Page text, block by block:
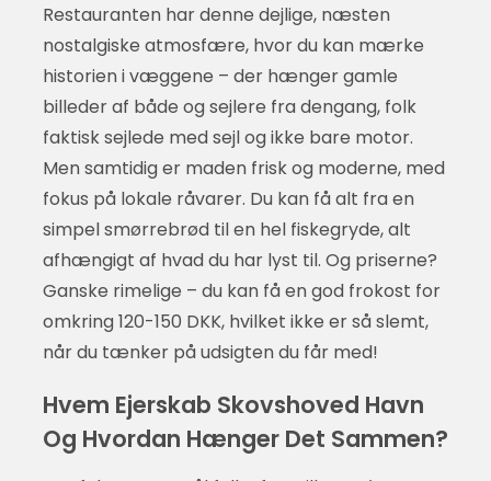
Restauranten har denne dejlige, næsten
nostalgiske atmosfære, hvor du kan mærke
historien i væggene – der hænger gamle
billeder af både og sejlere fra dengang, folk
faktisk sejlede med sejl og ikke bare motor.
Men samtidig er maden frisk og moderne, med
fokus på lokale råvarer. Du kan få alt fra en
simpel smørrebrød til en hel fiskegryde, alt
afhængigt af hvad du har lyst til. Og priserne?
Ganske rimelige – du kan få en god frokost for
omkring 120-150 DKK, hvilket ikke er så slemt,
når du tænker på udsigten du får med!
Hvem Ejerskab Skovshoved Havn
Og Hvordan Hænger Det Sammen?